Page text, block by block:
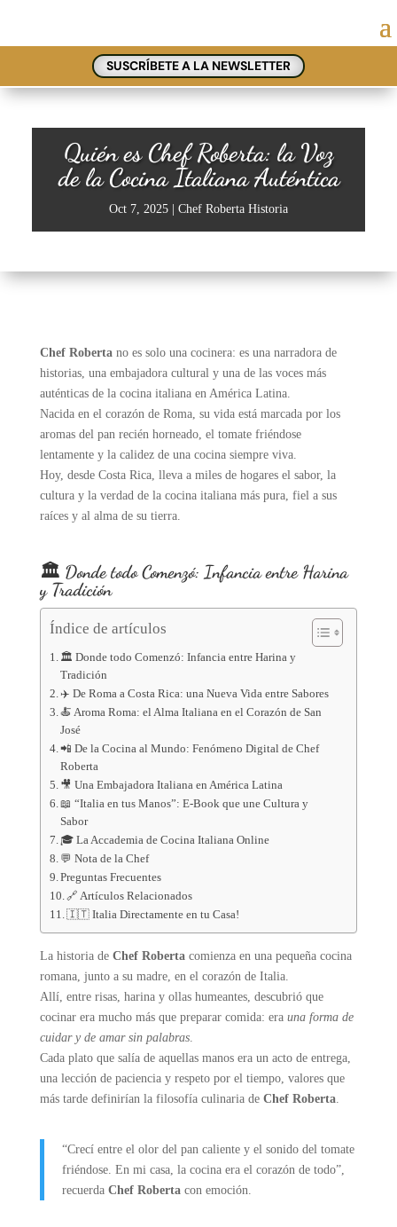
SUSCRÍBETE A LA NEWSLETTER
Quién es Chef Roberta: la Voz
de la Cocina Italiana Auténtica
Oct 7, 2025 | Chef Roberta Historia
Chef Roberta no es solo una cocinera: es una narradora de
historias, una embajadora cultural y una de las voces más
auténticas de la cocina italiana en América Latina.
Nacida en el corazón de Roma, su vida está marcada por los
aromas del pan recién horneado, el tomate friéndose
lentamente y la calidez de una cocina siempre viva.
Hoy, desde Costa Rica, lleva a miles de hogares el sabor, la
cultura y la verdad de la cocina italiana más pura, fiel a sus
raíces y al alma de su tierra.
🏛️ Donde todo Comenzó: Infancia entre Harina
y Tradición
Índice de artículos
🏛️ Donde todo Comenzó: Infancia entre Harina y
Tradición
✈️ De Roma a Costa Rica: una Nueva Vida entre Sabores
🍝 Aroma Roma: el Alma Italiana en el Corazón de San
José
📲 De la Cocina al Mundo: Fenómeno Digital de Chef
Roberta
🎥 Una Embajadora Italiana en América Latina
📖 “Italia en tus Manos”: E-Book que une Cultura y
Sabor
🎓 La Accademia de Cocina Italiana Online
💬 Nota de la Chef
Preguntas Frecuentes
🔗 Artículos Relacionados
🇮🇹 Italia Directamente en tu Casa!
La historia de Chef Roberta comienza en una pequeña cocina
romana, junto a su madre, en el corazón de Italia.
Allí, entre risas, harina y ollas humeantes, descubrió que
cocinar era mucho más que preparar comida: era una forma de
cuidar y de amar sin palabras.
Cada plato que salía de aquellas manos era un acto de entrega,
una lección de paciencia y respeto por el tiempo, valores que
más tarde definirían la filosofía culinaria de Chef Roberta
“Crecí entre el olor del pan caliente y el sonido del tomate
friéndose. En mi casa, la cocina era el corazón de todo”,
recuerda Chef Roberta con emoción.